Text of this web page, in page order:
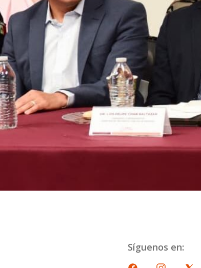
Síguenos en: